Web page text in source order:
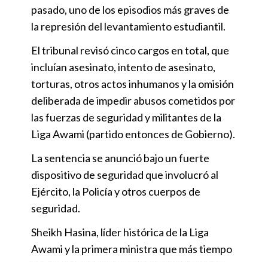
pasado, uno de los episodios más graves de
la represión del levantamiento estudiantil.
El tribunal revisó cinco cargos en total, que
incluían asesinato, intento de asesinato,
torturas, otros actos inhumanos y la omisión
deliberada de impedir abusos cometidos por
las fuerzas de seguridad y militantes de la
Liga Awami (partido entonces de Gobierno).
La sentencia se anunció bajo un fuerte
dispositivo de seguridad que involucró al
Ejército, la Policía y otros cuerpos de
seguridad.
Sheikh Hasina, líder histórica de la Liga
Awami y la primera ministra que más tiempo